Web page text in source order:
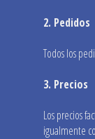
2. Pedidos
Todos los
3. Precios
Los precios
igualmente